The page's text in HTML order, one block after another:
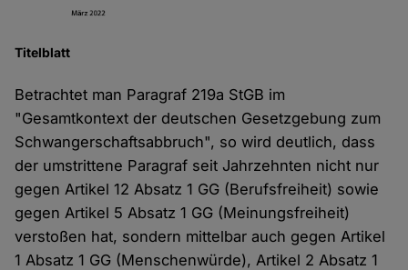
Titelblatt
Betrachtet man Paragraf 219a StGB im
"Gesamtkontext der deutschen Gesetzgebung zum
Schwangerschaftsabbruch", so wird deutlich, dass
der umstrittene Paragraf seit Jahrzehnten nicht nur
gegen Artikel 12 Absatz 1 GG (Berufsfreiheit) sowie
gegen Artikel 5 Absatz 1 GG (Meinungsfreiheit)
verstoßen hat, sondern mittelbar auch gegen Artikel
1 Absatz 1 GG (Menschenwürde), Artikel 2 Absatz 1